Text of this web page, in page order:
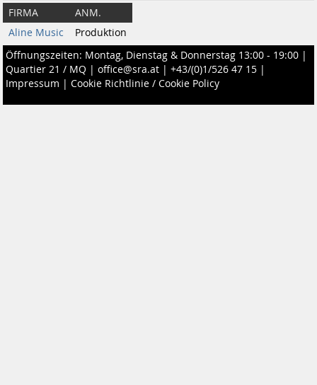
FIRMA
ANM.
Aline Music
Produktion
Öffnungszeiten: Montag, Dienstag & Donnerstag 13:00 - 19:00 |
Quartier 21 / MQ | office@sra.at | +43/(0)1/526 47 15 |
Impressum | Cookie Richtlinie / Cookie Policy